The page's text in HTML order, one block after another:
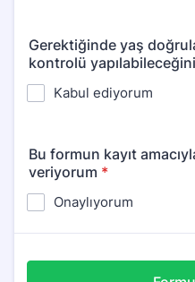
Gerektiğinde yaş
kontrolü
Kabul ediyorum
Bu formun kayıt
veriyorum *
Onaylıyorum